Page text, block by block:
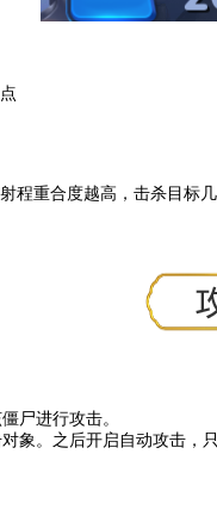
程重合度越高，击杀目标
尸进行攻击。
象。之后开启自动攻击